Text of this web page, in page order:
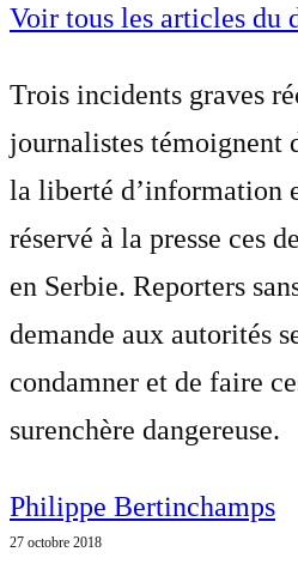
Voir tous les articles du
Trois incidents graves
journalistes témoignent
la liberté d’information
réservé à la presse ces
en Serbie. Reporters
demande aux autorités
condamner et de faire
surenchère dangereuse.
Philippe Bertinchamps
27 octobre 2018